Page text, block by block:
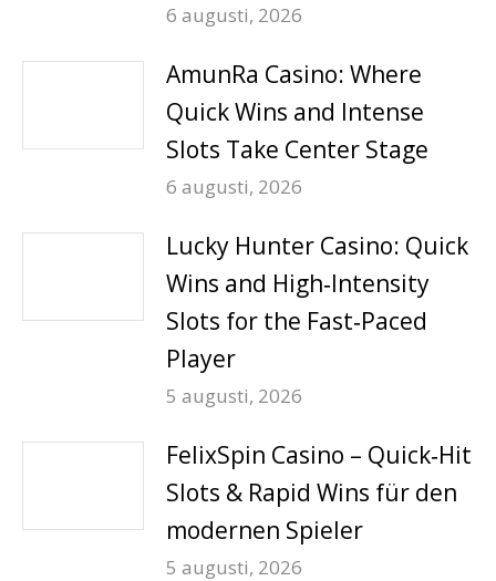
6 augusti, 2026
AmunRa Casino: Where
Quick Wins and Intense
Slots Take Center Stage
6 augusti, 2026
Lucky Hunter Casino: Quick
Wins and High‑Intensity
Slots for the Fast‑Paced
Player
5 augusti, 2026
FelixSpin Casino – Quick‑Hit
Slots & Rapid Wins für den
modernen Spieler
5 augusti, 2026